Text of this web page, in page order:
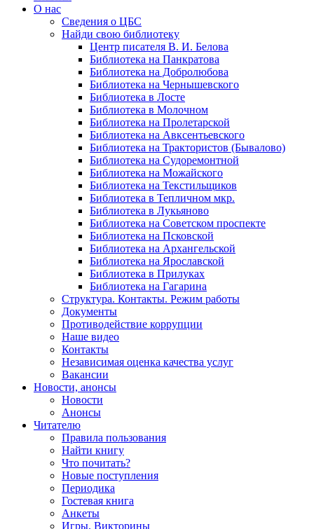
О нас
Сведения о ЦБС
Найди свою библиотеку
Центр писателя В. И. Белова
Библиотека на Панкратова
Библиотека на Добролюбова
Библиотека на Чернышевского
Библиотека в Лосте
Библиотека в Молочном
Библиотека на Пролетарской
Библиотека на Авксентьевского
Библиотека на Трактористов (Бывалово)
Библиотека на Судоремонтной
Библиотека на Можайского
Библиотека на Текстильщиков
Библиотека в Тепличном мкр.
Библиотека в Лукьяново
Библиотека на Советском проспекте
Библиотека на Псковской
Библиотека на Архангельской
Библиотека на Ярославской
Библиотека в Прилуках
Библиотека на Гагарина
Структура. Контакты. Режим работы
Документы
Противодействие коррупции
Наше видео
Контакты
Независимая оценка качества услуг
Вакансии
Новости, анонсы
Новости
Анонсы
Читателю
Правила пользования
Найти книгу
Что почитать?
Новые поступления
Периодика
Гостевая книга
Анкеты
Игры. Викторины